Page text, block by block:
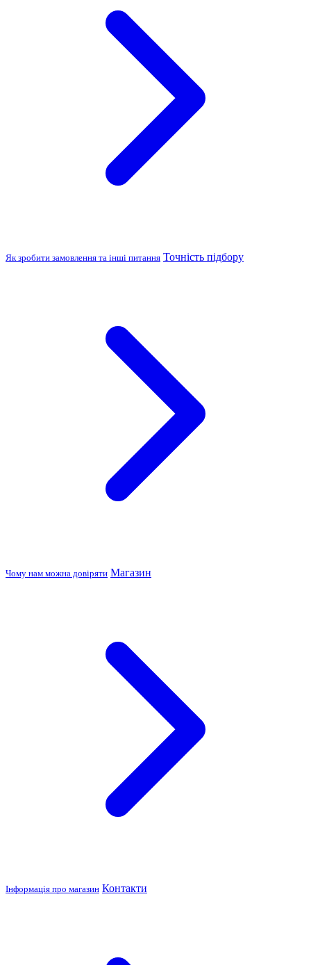
Як зробити замовлення та інші питання Точність підбору
Чому нам можна довіряти Магазин
Інформація про магазин Контакти